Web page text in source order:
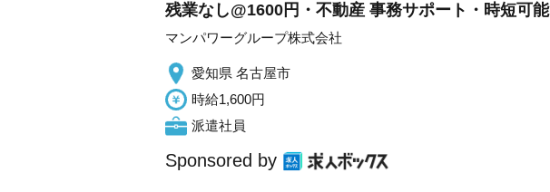
残業なし@1600円・不動産 事務サポート・時短可能
マンパワーグループ株式会社
愛知県 名古屋市
時給1,600円
派遣社員
Sponsored by